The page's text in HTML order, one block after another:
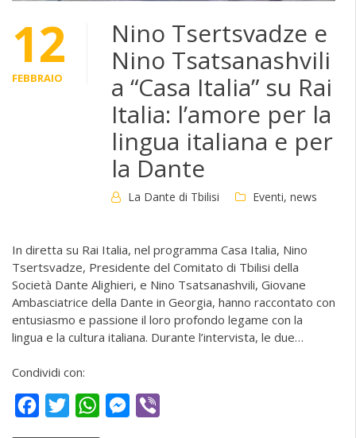
12
FEBBRAIO
Nino Tsertsvadze e
Nino Tsatsanashvili
a “Casa Italia” su Rai
Italia: l’amore per la
lingua italiana e per
la Dante
La Dante di Tbilisi Eventi, news
In diretta su Rai Italia, nel programma Casa Italia, Nino
Tsertsvadze, Presidente del Comitato di Tbilisi della
Società Dante Alighieri, e Nino Tsatsanashvili, Giovane
Ambasciatrice della Dante in Georgia, hanno raccontato con
entusiasmo e passione il loro profondo legame con la
lingua e la cultura italiana. Durante l’intervista, le due…
Condividi con:
FacebookTwitterWhatsAppMessenger